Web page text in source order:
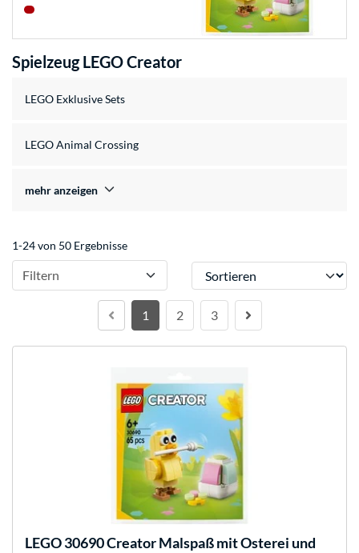
Spielzeug LEGO Creator
LEGO Exklusive Sets
LEGO Animal Crossing
mehr anzeigen
1-24 von 50 Ergebnisse
Filtern Sortieren
1 2 3
LEGO30690 Creator Malspaß mit Osterei und